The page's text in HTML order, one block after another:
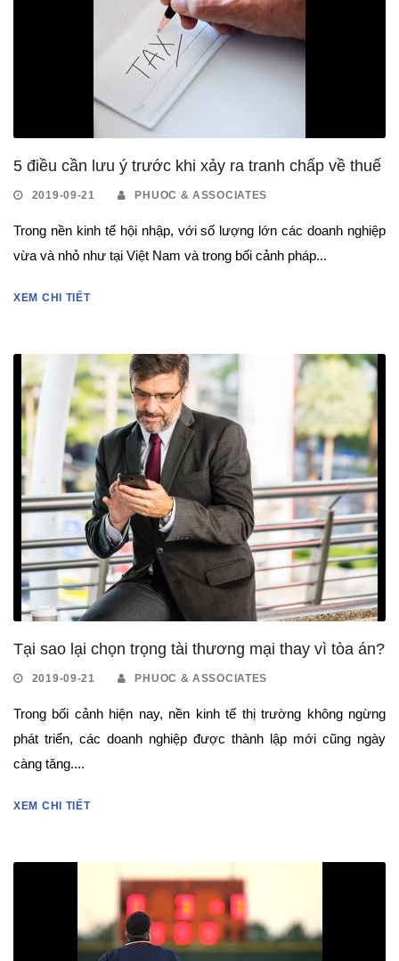
5 điều cần lưu ý trước khi xảy ra tranh chấp về thuế
2019-09-21 PHUOC & ASSOCIATES
Trong nền kinh tế hội nhập, với số lượng lớn các doanh nghiệp
vừa và nhỏ như tại Việt Nam và trong bối cảnh pháp...
XEM CHI TIẾT
Tại sao lại chọn trọng tài thương mại thay vì tòa án?
2019-09-21 PHUOC & ASSOCIATES
Trong bối cảnh hiện nay, nền kinh tế thị trường không ngừng
phát triển, các doanh nghiệp được thành lập mới cũng ngày
càng tăng....
XEM CHI TIẾT